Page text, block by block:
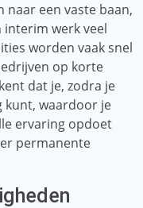
een vaste baan,
interim werk veel
worden vaak snel
op korte
dat je, zodra je
kunt, waardoor je
ervaring opdoet
permanente